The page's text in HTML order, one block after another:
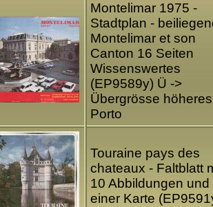
Montelimar 1975 -
Stadtplan -
Montelimar et son
Canton 16 Seiten
Wissenswertes
(EP9589y) Ü ->
Übergrösse höheres
Porto
Touraine pays des
chateaux - Faltblatt
10 Abbildungen und
einer Karte